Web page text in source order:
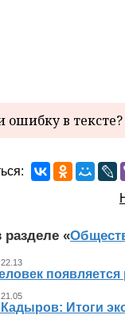
в
разделе «
Итоги